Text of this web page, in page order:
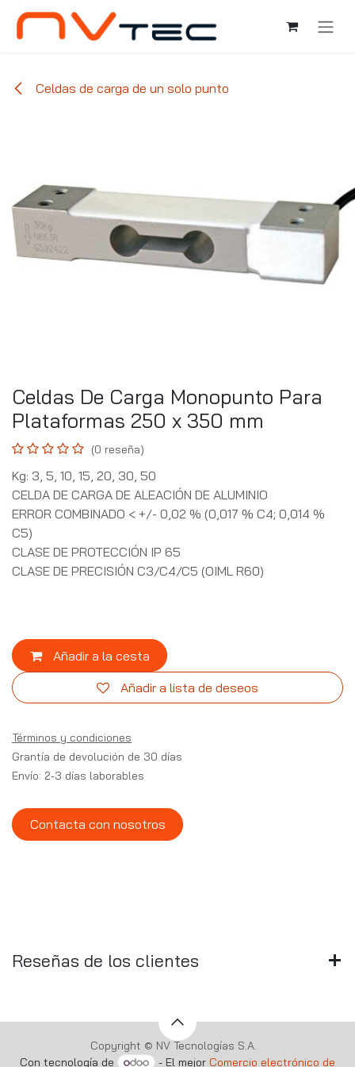
Ir al contenido
Celdas de carga de un solo punto
Celdas De Carga Monopunto Para
Plataformas 250 x 350 mm
(0 reseña)
Kg: 3, 5, 10, 15, 20, 30, 50
CELDA DE CARGA DE ALEACIÓN DE ALUMINIO
ERROR COMBINADO < +/- 0,02 % (0,017 % C4; 0,014 %
C5)
CLASE DE PROTECCIÓN IP 65
CLASE DE PRECISIÓN C3/C4/C5 (OIML R60)
Añadir a la cesta
Añadir a lista de deseos
Términos y condiciones
Grantía de devolución de 30 días
Envío: 2-3 días laborables
Contacta con nosotros
Reseñas de los clientes
Copyright © NV Tecnologías S.A.
Con tecnología de
- El mejor Comercio electrónico de